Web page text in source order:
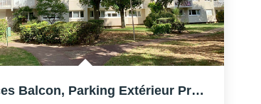
4 Pièces Balcon, Parking Extérieur Privé